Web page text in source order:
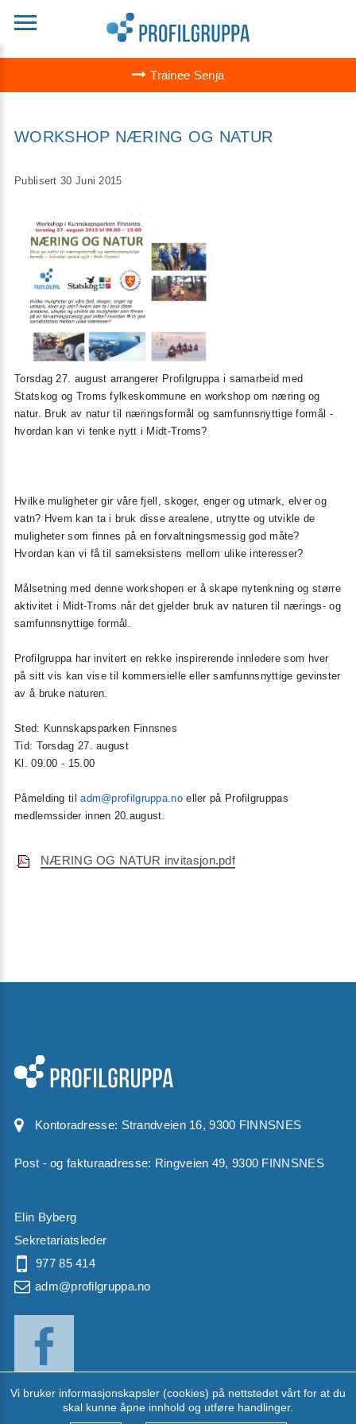
Trainee Senja
WORKSHOP NÆRING OG NATUR
Publisert 30 Juni 2015
Torsdag 27. august arrangerer Profilgruppa i samarbeid med
Statskog og Troms fylkeskommune en workshop om næring og
natur. Bruk av natur til næringsformål og samfunnsnyttige formål -
hvordan kan vi tenke nytt i Midt-Troms?
Hvilke muligheter gir våre fjell, skoger, enger og utmark, elver og
vatn? Hvem kan ta i bruk disse arealene, utnytte og utvikle de
muligheter som finnes på en forvaltningsmessig god måte?
Hvordan kan vi få til sameksistens mellom ulike interesser?
Målsetning med denne workshopen er å skape nytenkning og større
aktivitet i Midt-Troms når det gjelder bruk av naturen til nærings- og
samfunnsnyttige formål.
Profilgruppa har invitert en rekke inspirerende innledere som hver
på sitt vis kan vise til kommersielle eller samfunnsnyttige gevinster
av å bruke naturen.
Sted: Kunnskapsparken Finnsnes
Tid: Torsdag 27. august
Kl. 09.00 - 15.00
Påmelding tiladm@profilgruppa.noeller på Profilgruppas
medlemssider innen 20.august.
NÆRING OG NATUR invitasjon.pdf
Kontoradresse: Strandveien 16, 9300 FINNSNES
Post - og fakturaadresse: Ringveien 49, 9300 FINNSNES
Elin Byberg
Sekretariatsleder
977 85 414
adm@profilgruppa.no
Vi bruker informasjonskapsler (cookies) på nettstedet vårt for at du
skal kunne åpne innhold og utføre handlinger.